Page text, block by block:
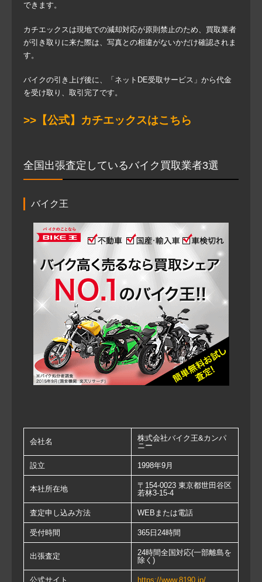
できます。
カチエックスは現地での減却対応が原則禁止のため、買取業者
が引き取りに来た際は、写真との相違がないかだけ確認されま
す。
バイクの引き上げ後に、「ネットDE受取サービス」から代金
を受け取り、取引完了です。
>>【公式】カチエックスはこちら
全国出張査定しているバイク買取業者3選
バイク王
会社名
株式会社バイク王&カンパ
ニー
設立 1998年9月
本社所在地
〒154-0023 東京都世田谷区
若林3-15-4
査定申し込み方法 WEBまたは電話
受付時間 365日24時間
出張査定
24時間全国対応(一部離島を
除く)
公式サイト https://www.8190.jp/